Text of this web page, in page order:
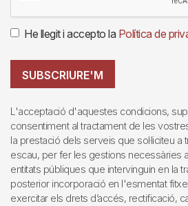
He llegit i accepto la Política de
SUBSCRIURE'M
L'acceptació d'aquestes condicions,
consentiment al tractament de les
la prestació dels serveis que sol·liciteu
escau, per fer les gestions necessàries
entitats públiques que intervinguin en la
posterior incorporació en l'esmentat
exercitar els drets d’accés, rectificació,